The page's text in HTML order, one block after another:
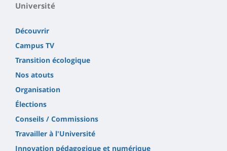
Université
Découvrir
Campus TV
Transition écologique
Nos atouts
Organisation
Élections
Conseils / Commissions
Travailler à l'Université
Innovation pédagogique et numérique